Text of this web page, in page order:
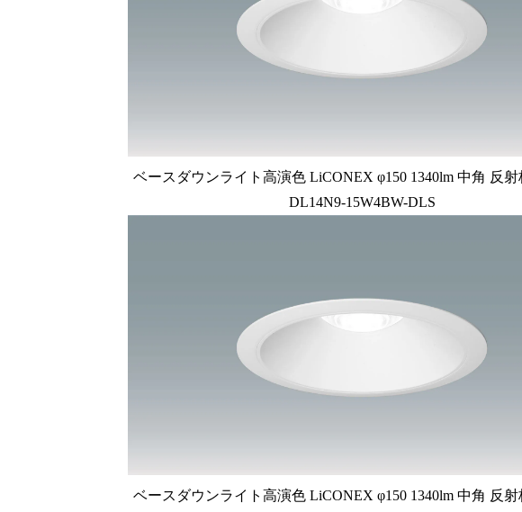
ベースダウンライト高演色 LiCONEX φ150 1340lm 中角 反射
DL14N9-15W4BW-DLS
ベースダウンライト高演色 LiCONEX φ150 1340lm 中角 反射